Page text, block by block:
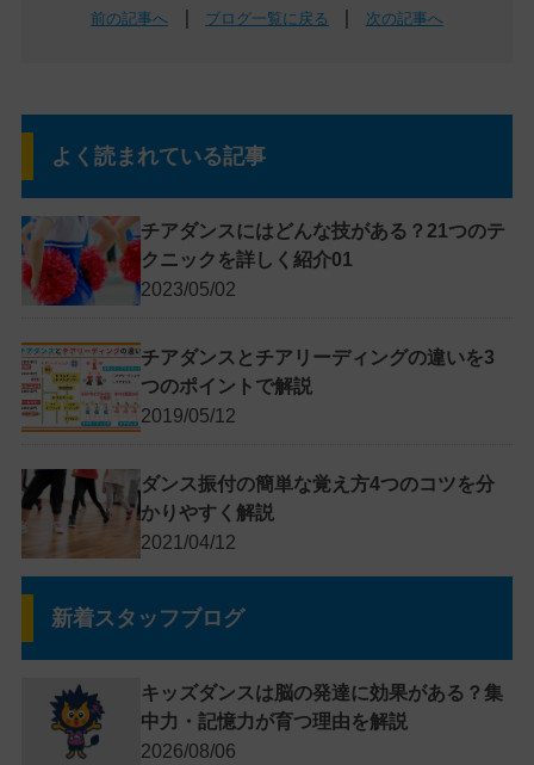
前の記事へ ブログ一覧に戻る 次の記事へ
よく読まれている記事
チアダンスにはどんな技がある？21つのテ
クニックを詳しく紹介01
2023/05/02
チアダンスとチアリーディングの違いを3
つのポイントで解説
2019/05/12
ダンス振付の簡単な覚え方4つのコツを分
かりやすく解説
2021/04/12
新着スタッフブログ
キッズダンスは脳の発達に効果がある？集
中力・記憶力が育つ理由を解説
2026/08/06